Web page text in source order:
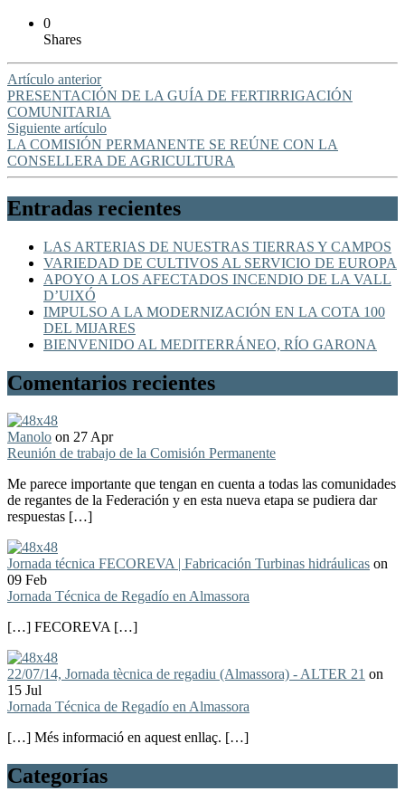
0
Shares
Artículo anterior
PRESENTACIÓN DE LA GUÍA DE FERTIRRIGACIÓN
COMUNITARIA
Siguiente artículo
LA COMISIÓN PERMANENTE SE REÚNE CON LA
CONSELLERA DE AGRICULTURA
Entradas recientes
LAS ARTERIAS DE NUESTRAS TIERRAS Y CAMPOS
VARIEDAD DE CULTIVOS AL SERVICIO DE EUROPA
APOYO A LOS AFECTADOS INCENDIO DE LA VALL
D’UIXÓ
IMPULSO A LA MODERNIZACIÓN EN LA COTA 100
DEL MIJARES
BIENVENIDO AL MEDITERRÁNEO, RÍO GARONA
Comentarios recientes
Manolo on 27 Apr
Reunión de trabajo de la Comisión Permanente
Me parece importante que tengan en cuenta a todas las comunidades
de regantes de la Federación y en esta nueva etapa se pudiera dar
respuestas […]
Jornada técnica FECOREVA | Fabricación Turbinas hidráulicas on
09 Feb
Jornada Técnica de Regadío en Almassora
[…] FECOREVA […]
22/07/14, Jornada tècnica de regadiu (Almassora) - ALTER 21 on
15 Jul
Jornada Técnica de Regadío en Almassora
[…] Més informació en aquest enllaç. […]
Categorías